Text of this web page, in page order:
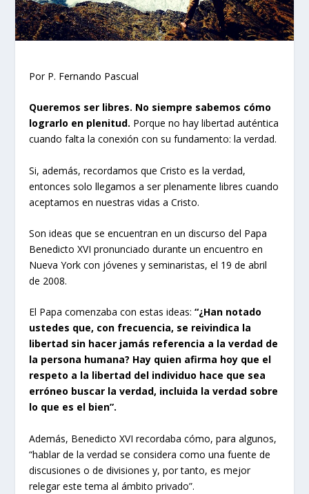
Por P. Fernando Pascual
Queremos ser libres. No siempre sabemos cómo
lograrlo en plenitud. Porque no hay libertad auténtica
cuando falta la conexión con su fundamento: la verdad.
Si, además, recordamos que Cristo es la verdad,
entonces solo llegamos a ser plenamente libres cuando
aceptamos en nuestras vidas a Cristo.
Son ideas que se encuentran en un discurso del Papa
Benedicto XVI pronunciado durante un encuentro en
Nueva York con jóvenes y seminaristas, el 19 de abril
de 2008.
El Papa comenzaba con estas ideas:“¿Han notado
ustedes que, con frecuencia, se reivindica la
libertad sin hacer jamás referencia a la verdad de
la persona humana? Hay quien afirma hoy que el
respeto a la libertad del individuo hace que sea
erróneo buscar la verdad, incluida la verdad sobre
lo que es el bien”.
Además, Benedicto XVI recordaba cómo, para algunos,
“hablar de la verdad se considera como una fuente de
discusiones o de divisiones y, por tanto, es mejor
relegar este tema al ámbito privado”.